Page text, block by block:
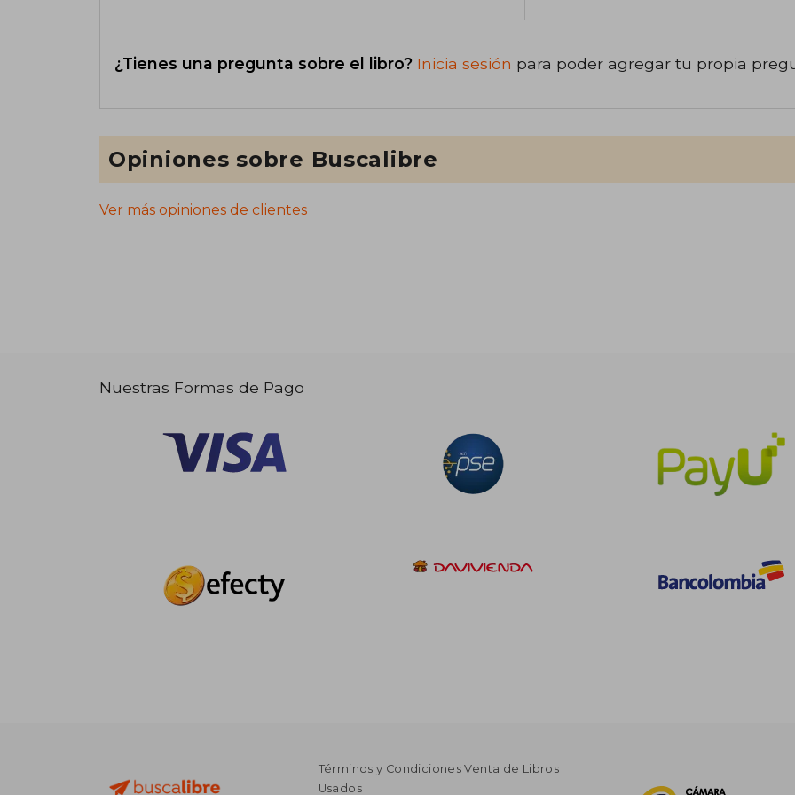
¿Tienes una pregunta sobre el libro? Inicia sesión para poder agregar tu propia
Opiniones sobre Buscalibre
Ver más opiniones de clientes
Nuestras Formas de Pago
Términos y Condiciones Venta de Libros
Usados